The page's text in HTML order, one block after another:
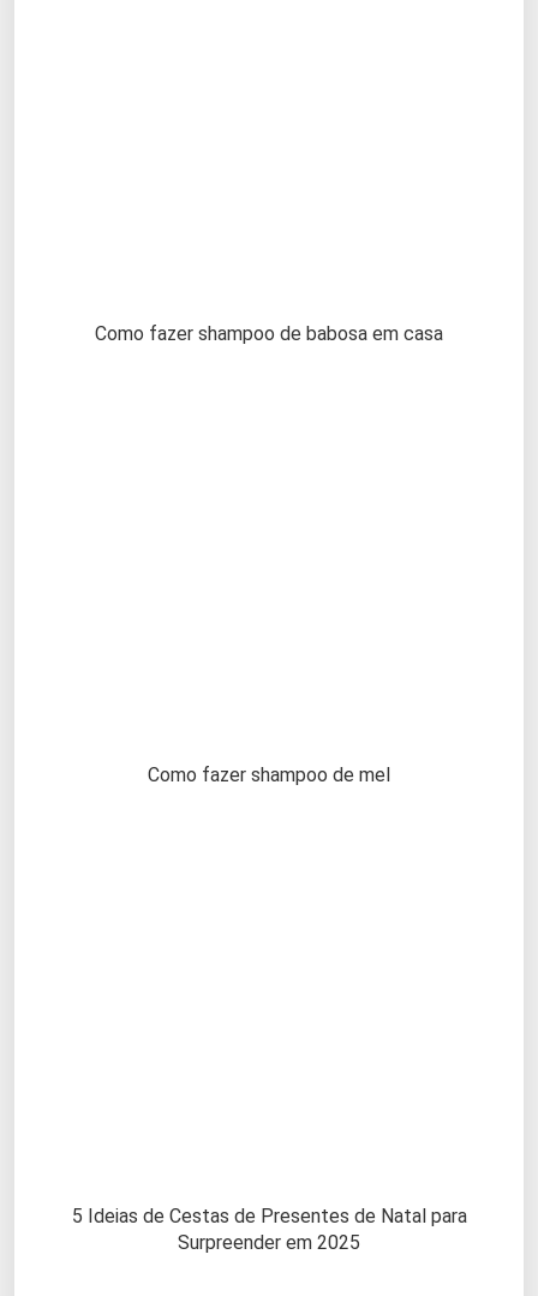
Como fazer shampoo de babosa em casa
Como fazer shampoo de mel
5 Ideias de Cestas de Presentes de Natal para
Surpreender em 2025